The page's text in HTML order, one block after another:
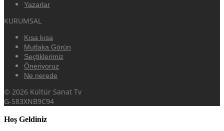
Yazarlar
KURUMSAL
Kısa kısa
Mutlaka Görün
Seçtiklerimiz
Öneriyoruz
Ne nerede
© 2026 Kültür Sanat Tv
G-583XNB9C94
Hoş Geldiniz